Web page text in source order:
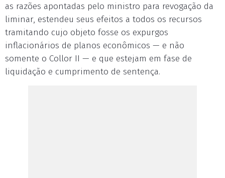
as razões apontadas pelo ministro para revogação da
liminar, estendeu seus efeitos a todos os recursos
tramitando cujo objeto fosse os expurgos
inflacionários de planos econômicos — e não
somente o Collor II — e que estejam em fase de
liquidação e cumprimento de sentença.